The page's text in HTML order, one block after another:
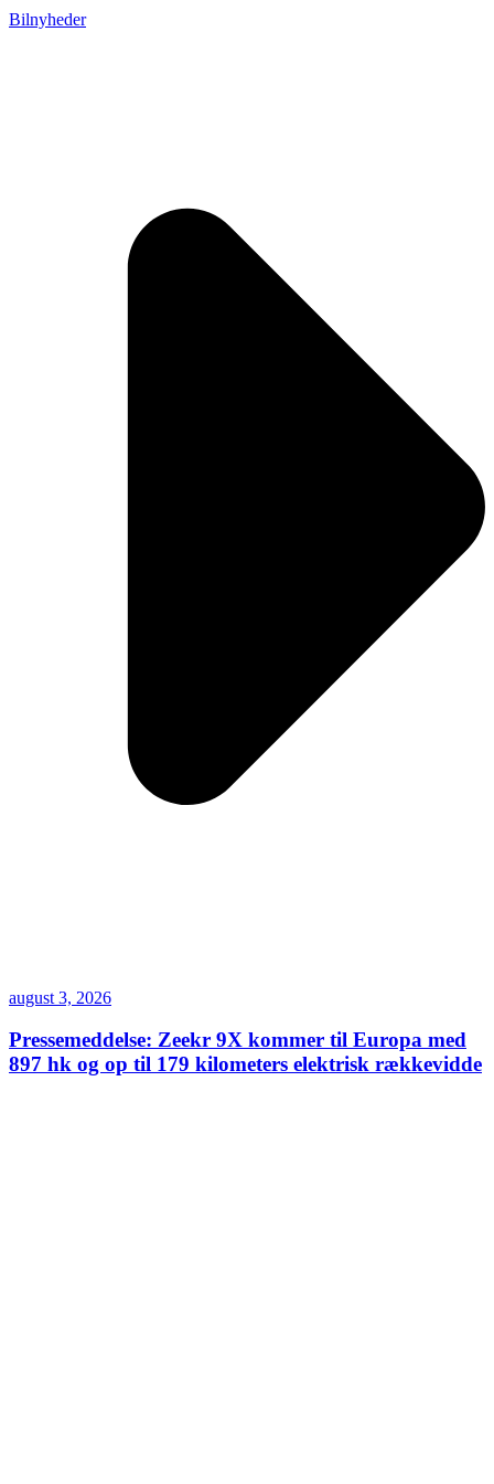
Bilnyheder
august 3, 2026
Pressemeddelse: Zeekr 9X kommer til Europa med
897 hk og op til 179 kilometers elektrisk rækkevidde